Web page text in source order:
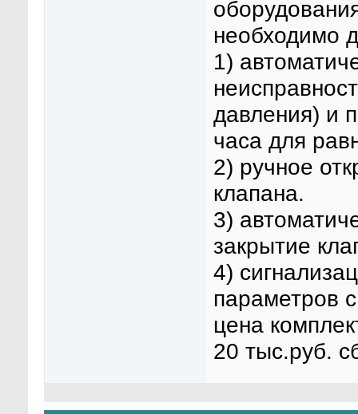
необходимо
1)
давления) и
часа для
2) ручное
клапана.
3)
закрытие
4)
параметров
цена
20 тыс.руб.